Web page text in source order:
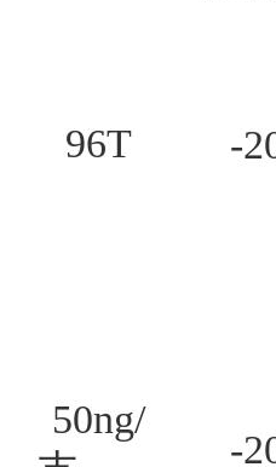
96T -
50ng/
-